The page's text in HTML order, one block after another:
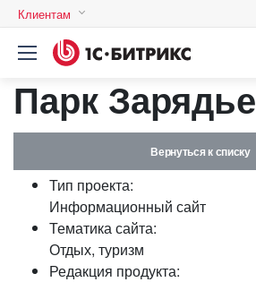
Клиентам
Авторизация
Логин
Пароль
Парк Зарядье
Вернуться к списку
Тип проекта:
Информационный сайт
Тематика сайта:
Отдых, туризм
Редакция продукта: